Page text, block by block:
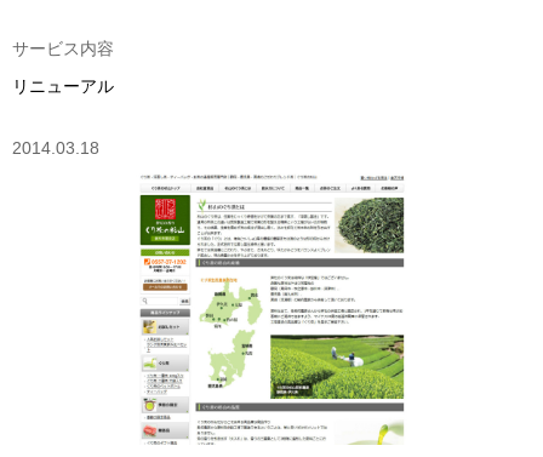
サービス内容
リニューアル
2014.03.18